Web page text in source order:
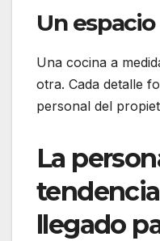
Un
Una cocina a
otra. Cada detalle
personal del
La
llegado